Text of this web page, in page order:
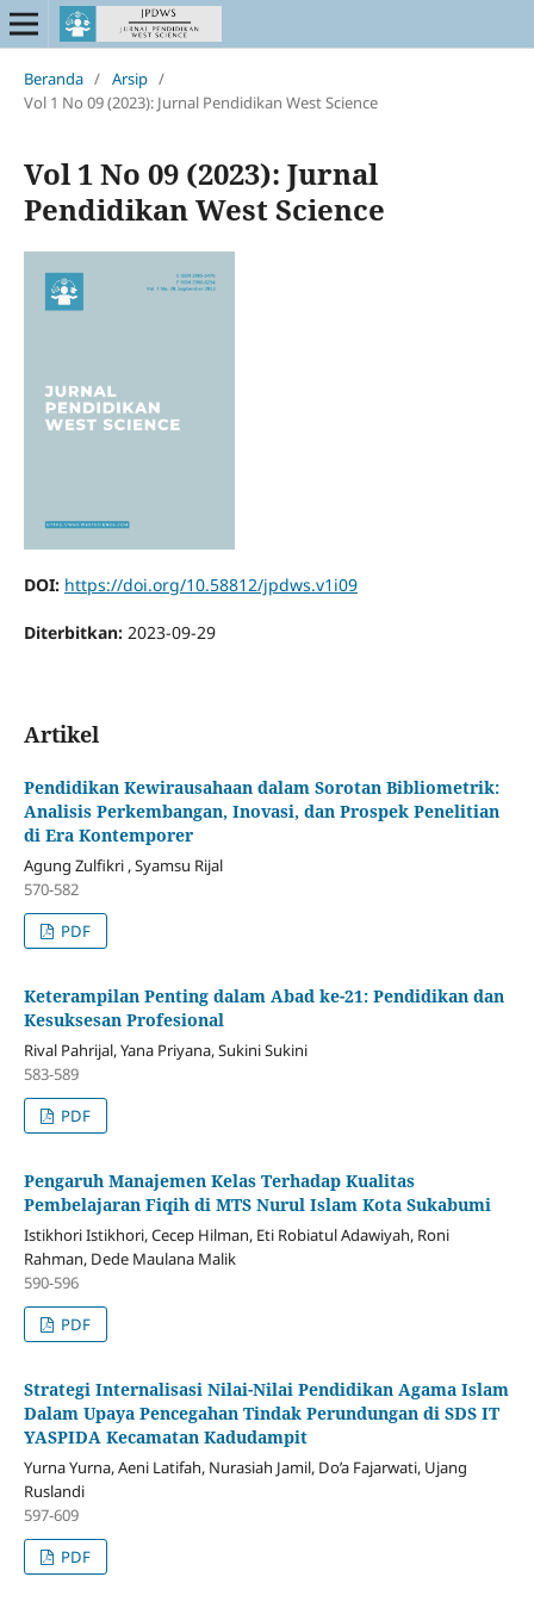
Beranda / Arsip /
Vol 1 No 09 (2023): Jurnal Pendidikan West Science
Vol 1 No 09 (2023): Jurnal
Pendidikan West Science
DOI: https://doi.org/10.58812/jpdws.v1i09
Diterbitkan: 2023-09-29
Artikel
Pendidikan Kewirausahaan dalam Sorotan Bibliometrik:
Analisis Perkembangan, Inovasi, dan Prospek Penelitian
di Era Kontemporer
Agung Zulfikri , Syamsu Rijal
570-582
PDF
Keterampilan Penting dalam Abad ke-21: Pendidikan dan
Kesuksesan Profesional
Rival Pahrijal, Yana Priyana, Sukini Sukini
583-589
PDF
Pengaruh Manajemen Kelas Terhadap Kualitas
Pembelajaran Fiqih di MTS Nurul Islam Kota Sukabumi
Istikhori Istikhori, Cecep Hilman, Eti Robiatul Adawiyah, Roni
Rahman, Dede Maulana Malik
590-596
PDF
Strategi Internalisasi Nilai-Nilai Pendidikan Agama Islam
Dalam Upaya Pencegahan Tindak Perundungan di SDS IT
YASPIDA Kecamatan Kadudampit
Yurna Yurna, Aeni Latifah, Nurasiah Jamil, Do’a Fajarwati, Ujang
Ruslandi
597-609
PDF